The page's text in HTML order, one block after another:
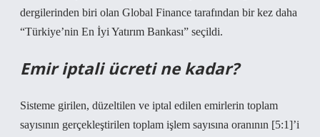
dergilerinden biri olan Global Finance tarafından bir kez daha
“Türkiye’nin En İyi Yatırım Bankası” seçildi.
Emir iptali ücreti ne kadar?
Sisteme girilen, düzeltilen ve iptal edilen emirlerin toplam
sayısının gerçekleştirilen toplam işlem sayısına oranının [5:1]’i